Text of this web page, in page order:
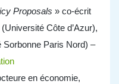
Proposals » co-écrit
Côte d’Azur),
Sorbonne Paris Nord) –
en économie,